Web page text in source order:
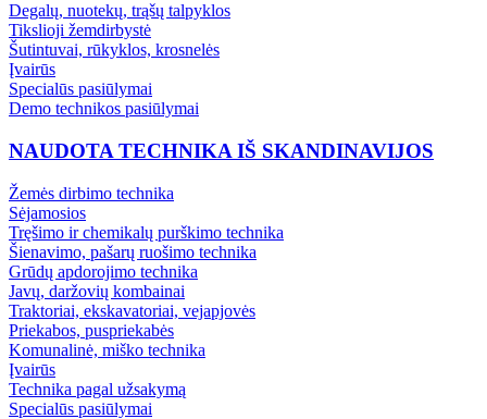
Degalų, nuotekų, trąšų talpyklos
Tikslioji žemdirbystė
Šutintuvai, rūkyklos, krosnelės
Įvairūs
Specialūs pasiūlymai
Demo technikos pasiūlymai
NAUDOTA TECHNIKA IŠ SKANDINAVIJOS
Žemės dirbimo technika
Sėjamosios
Tręšimo ir chemikalų purškimo technika
Šienavimo, pašarų ruošimo technika
Grūdų apdorojimo technika
Javų, daržovių kombainai
Traktoriai, ekskavatoriai, vejapjovės
Priekabos, puspriekabės
Komunalinė, miško technika
Įvairūs
Technika pagal užsakymą
Specialūs pasiūlymai